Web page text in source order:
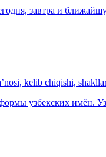
завтра и
kelib chiqishi,
узбекских имён.